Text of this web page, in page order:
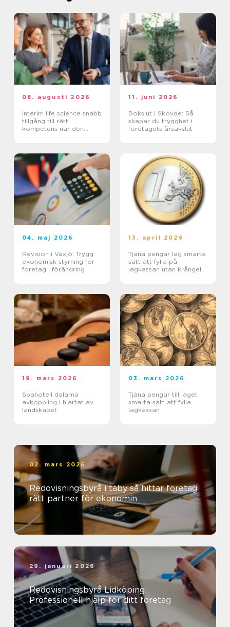
08. augusti 2026
Interim life science snabb
tillgång till rätt
kompetens när den
11. juni 2026
Bokslut i Skövde: Så
skapar du trygghet i
företagets årsavslut
04. maj 2026
Revision i Växjö: Trygg
ekonomisk styrning för
företag i förändring
13. april 2026
Tjäna pengar lag smarta
sätt att fylla på
lagkassan utan krångel
19. mars 2026
Spahotell dalarna
avkoppling i hjärtat av
landskapet
03. mars 2026
Tjäna pengar till laget
smarta sätt att fylla
lagkassan
02. mars 2026
Redovisningsbyrå i täby så hittar företag
rätt partner för ekonomin
29. januari 2026
Redovisningsbyrå Lidköping:
Professionell hjälp för ditt företag